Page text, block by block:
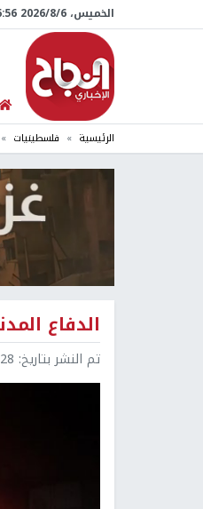
الخميس، 6/‏8/‏2026 06:46:57 صباحاً
الرئيسية فلسطينيات
الدفاع
تم النشر بتاريخ: